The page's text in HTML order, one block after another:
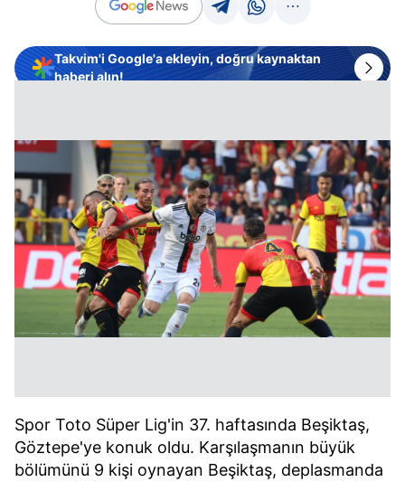
Takvim'i Google'a ekleyin, doğru kaynaktan
haberi alın!
Spor Toto Süper Lig'in 37. haftasında Beşiktaş,
Göztepe'ye konuk oldu. Karşılaşmanın büyük
bölümünü 9 kişi oynayan Beşiktaş, deplasmanda